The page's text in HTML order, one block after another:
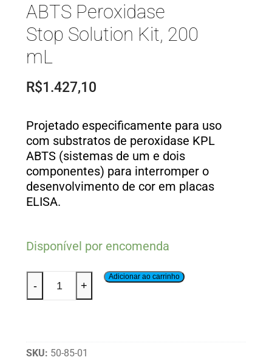
ABTS Peroxidase
Stop Solution Kit, 200
mL
R$1.427,10
Projetado especificamente para uso
com substratos de peroxidase KPL
ABTS (sistemas de um e dois
componentes) para interromper o
desenvolvimento de cor em placas
ELISA.
Disponível por encomenda
- +
Adicionar ao carrinho
SKU: 50-85-01